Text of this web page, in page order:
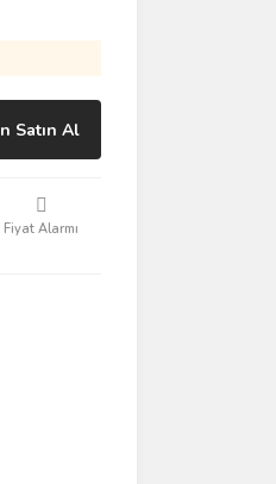
Satın Al
Fiyat Alarmı